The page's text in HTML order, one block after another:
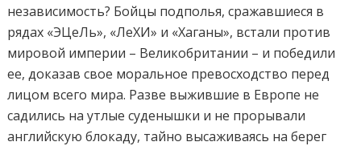
независимость? Бойцы подполья, сражавшиеся в
рядах «ЭЦеЛь», «ЛеХИ» и «Хаганы», встали против
мировой империи – Великобритании – и победили
ее, доказав свое моральное превосходство перед
лицом всего мира. Разве выжившие в Европе не
садились на утлые суденышки и не прорывали
английскую блокаду, тайно высаживаясь на берег